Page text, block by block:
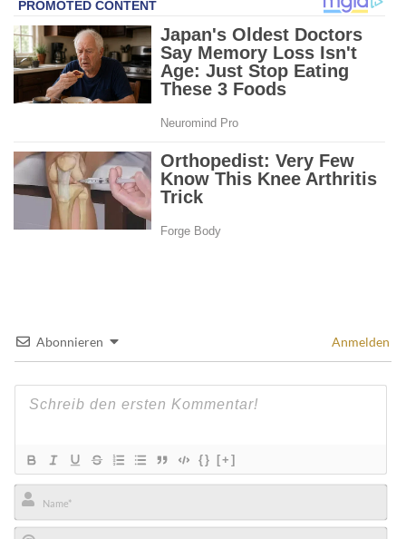
Abonnieren Anmelden
{} [+]
Name*